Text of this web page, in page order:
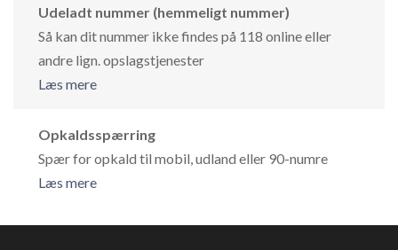
Udeladt nummer (hemmeligt nummer)
Så kan dit nummer ikke findes på 118 online eller
andre lign. opslagstjenester
Læs mere
Opkaldsspærring
Spær for opkald til mobil, udland eller 90-numre
Læs mere